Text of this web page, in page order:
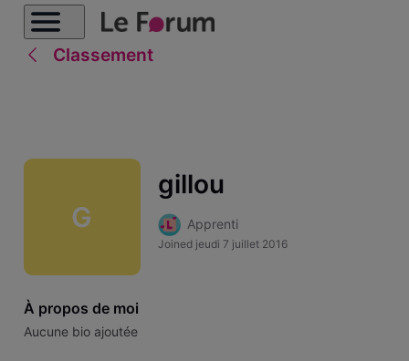
Classement
G
gillou
Apprenti
Joined jeudi 7 juillet 2016
À propos de moi
Aucune bio ajoutée